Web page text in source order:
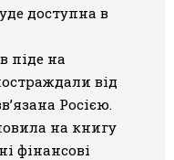
доступна в
піде на
від
Росією.
на книгу
фінансові